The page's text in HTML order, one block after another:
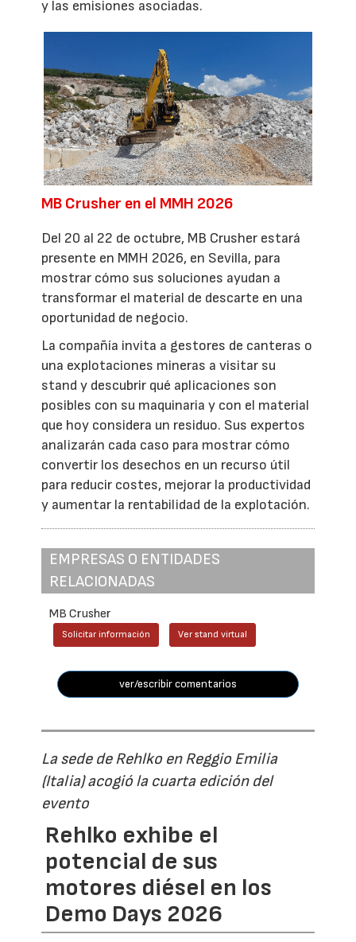
y las emisiones asociadas.
MB Crusher en el MMH 2026
Del 20 al 22 de octubre, MB Crusher estará
presente en MMH 2026, en Sevilla, para
mostrar cómo sus soluciones ayudan a
transformar el material de descarte en una
oportunidad de negocio.
La compañía invita a gestores de canteras o
una explotaciones mineras a visitar su
stand y descubrir qué aplicaciones son
posibles con su maquinaria y con el material
que hoy considera un residuo. Sus expertos
analizarán cada caso para mostrar cómo
convertir los desechos en un recurso útil
para reducir costes, mejorar la productividad
y aumentar la rentabilidad de la explotación.
EMPRESAS O ENTIDADES
RELACIONADAS
MB Crusher
Solicitar información Ver stand virtual
ver/escribir comentarios
La sede de Rehlko en Reggio Emilia
(Italia) acogió la cuarta edición del
evento
Rehlko exhibe el
potencial de sus
motores diésel en los
Demo Days 2026